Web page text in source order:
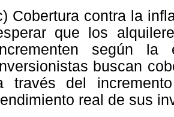
Cobertura contra la
que los
según
buscan
través del
real de sus